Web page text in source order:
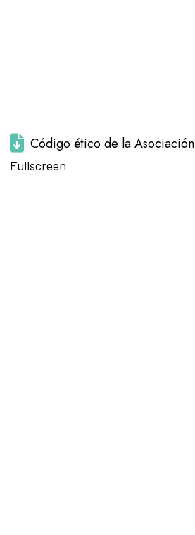
Código ético de la Asociación
Fullscreen
Saltar al
contenido